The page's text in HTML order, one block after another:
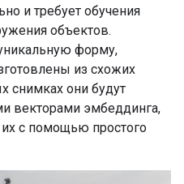
и требует обучения
объектов.
форму,
из схожих
снимках они будут
векторами эмбеддинга,
их с помощью простого